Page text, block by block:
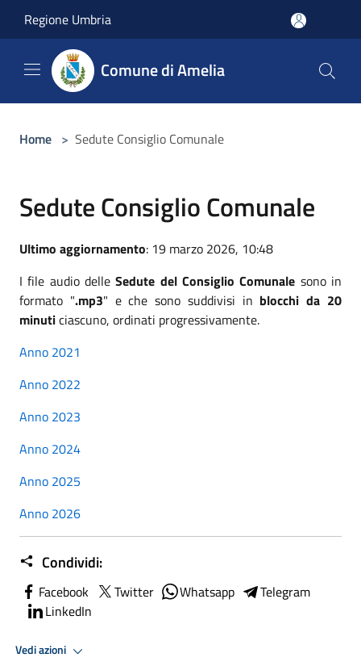
Regione Umbria
Comune di Amelia
Home > Sedute Consiglio Comunale
Sedute Consiglio Comunale
Ultimo aggiornamento: 19 marzo 2026, 10:48
I file audio delleSedute del Consiglio Comunale sono in
formato ".mp3" e che sono suddivisi in blocchi da 20
minuticiascuno, ordinati progressivamente.
Anno 2021
Anno 2022
Anno 2023
Anno 2024
Anno 2025
Anno 2026
Condividi:
Facebook Twitter Whatsapp
Telegram
LinkedIn
Vedi azioni